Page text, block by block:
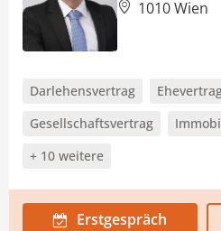
1010 Wien
Darlehensvertrag
Gesellschaftsvertrag
+ 10 weitere
Erstgespräch